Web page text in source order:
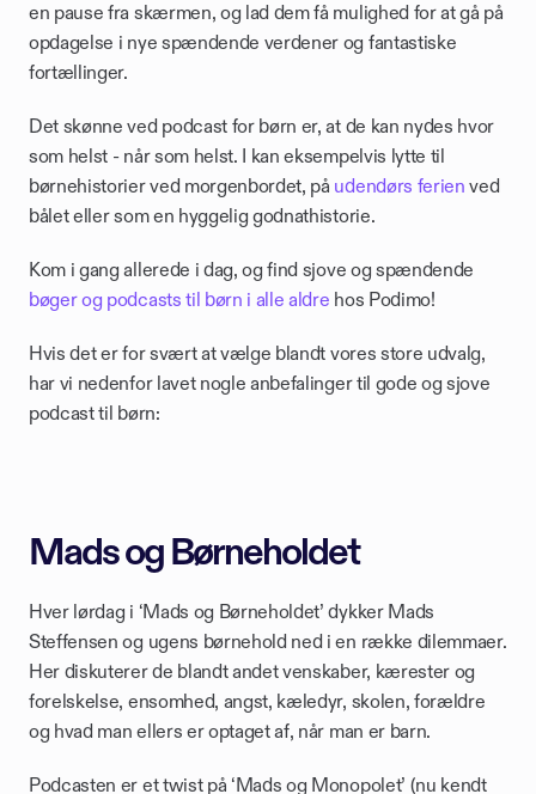
en pause fra skærmen, og lad dem få mulighed for at gå på
opdagelse i nye spændende verdener og fantastiske
fortællinger.
Det skønne ved podcast for børn er, at de kan nydes hvor
som helst - når som helst. I kan eksempelvis lytte til
børnehistorier ved morgenbordet, på udendørs ferien ved
bålet eller som en hyggelig godnathistorie.
bøger og podcasts til børn i alle aldre hos Podimo!
Hvis det er for svært at vælge blandt vores store udvalg,
har vi nedenfor lavet nogle anbefalinger til gode og sjove
podcast til børn:
Mads og Børneholdet
Hver lørdag i ‘Mads og Børneholdet’ dykker Mads
Steffensen og ugens børnehold ned i en række dilemmaer.
Her diskuterer de blandt andet venskaber, kærester og
forelskelse, ensomhed, angst, kæledyr, skolen, forældre
og hvad man ellers er optaget af, når man er barn.
Podcasten er et twist på ‘Mads og Monopolet’ (nu kendt